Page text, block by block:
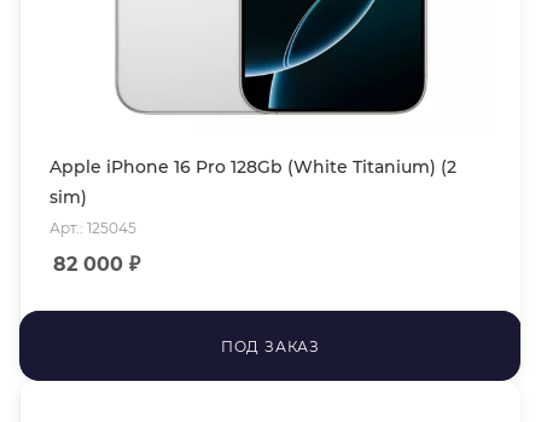
Apple iPhone 16 Pro 128Gb (White Titanium) (2
sim)
Арт.: 125045
82 000 ₽
ПОД ЗАКАЗ